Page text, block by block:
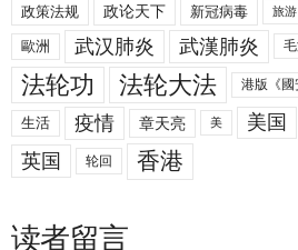
政策法规 政论天下 新冠病毒 旅游
歐洲 武汉肺炎 武漢肺炎
法轮功 法轮大法 港版《國
生活 疫情 章天亮 美 美国
英国 轮回 香港
读者留言